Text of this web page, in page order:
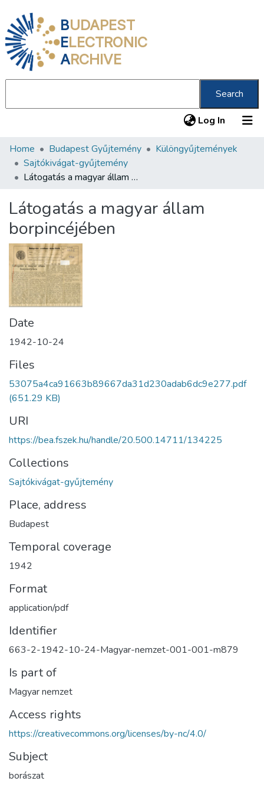
BUDAPEST
ELECTRONIC
ARCHIVE
Search
Log In (current)
Communities & Collections
All of DSpace
About us
Home Budapest Gyűjtemény
Különgyűjtemények
Sajtókivágat-gyűjtemény
Látogatás a magyar állam borpincéjében
Látogatás a magyar állam
borpincéjében
Date
1942-10-24
Files
53075a4ca91663b89667da31d230adab6dc9e277.pdf
(651.29 KB)
URI
https://bea.fszek.hu/handle/20.500.14711/134225
Collections
Sajtókivágat-gyűjtemény
Place, address
Budapest
Temporal coverage
1942
Format
application/pdf
Identifier
663-2-1942-10-24-Magyar-nemzet-001-001-m879
Is part of
Magyar nemzet
Access rights
https://creativecommons.org/licenses/by-nc/4.0/
Subject
borászat